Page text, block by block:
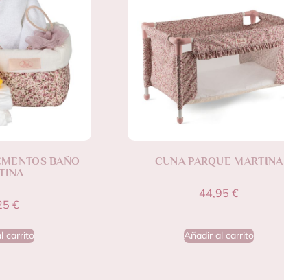
BAÑO
€
carrito
CUNA PARQUE MARTINA
44,95€
Añadir al carrito